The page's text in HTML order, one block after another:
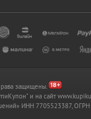
защищены.
и на сайт
ИНН 7705523387,